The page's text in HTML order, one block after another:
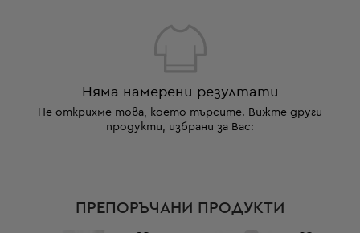
Няма намерени резултати
Не открихме това, което търсите. Вижте други
продукти, избрани за Вас:
ПРЕПОРЪЧАНИ ПРОДУКТИ